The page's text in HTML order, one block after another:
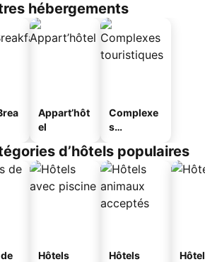
hébergements
Appart’hôt
el
Complexe
s
s
d’hôtels populaires
Hôtels
Hôtels